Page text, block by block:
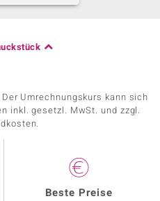
Umrechnungskurs kann sich
inkl. gesetzl. MwSt. und zzgl.
Beste Preise